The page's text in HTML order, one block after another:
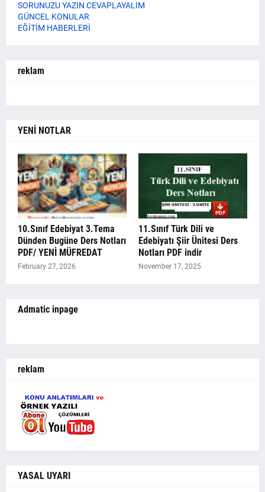
SORUNUZU YAZIN CEVAPLAYALIM
GÜNCEL KONULAR
EĞİTİM HABERLERİ
reklam
YENİ NOTLAR
10.Sınıf Edebiyat 3.Tema
Dünden Bugüne Ders Notları
PDF/ YENİ MÜFREDAT
February 27, 2026
11.Sınıf Türk Dili ve
Edebiyatı Şiir Ünitesi Ders
Notları PDF indir
November 17, 2025
Admatic inpage
reklam
YASAL UYARI